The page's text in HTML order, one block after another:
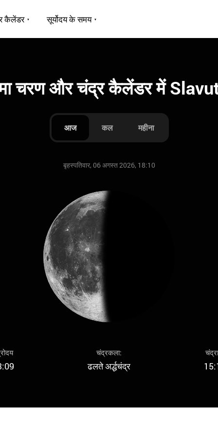
कैलेंडर सूर्योदय के समय
चरण और चंद्र कैलेंडर में
आज कल महीना
बृहस्पतिवार, 06 अगस्त 2026, 18:10
चंद्रकला:
ढलते अर्द्धचंद्र